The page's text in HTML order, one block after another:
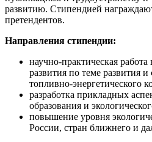
развитию. Стипендией
претендентов.
Направления стипендии:
научно-практическая
развития по теме развития
топливно-энергетического
разработка прикладных
образования и
повышение уровня
России, стран ближнего и